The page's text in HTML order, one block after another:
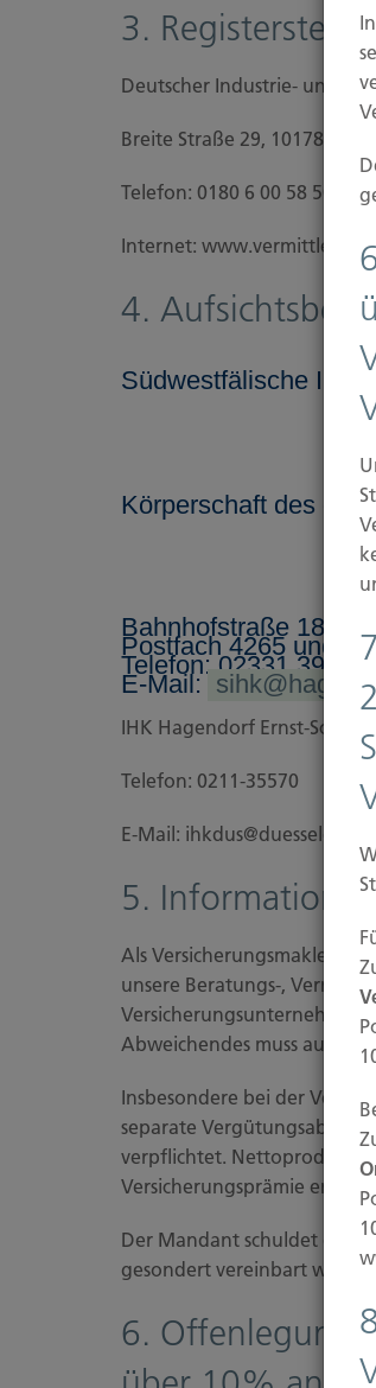
3. Registerstelle
Deutscher Industrie- und
Breite Straße 29, 10178 Berlin
Telefon: 0180 6 00 58 50
Internet:
4.
Südwestfälische
Körperschaft des
Bahnhofstraße 18,
Postfach 4265 und
Telefon: 02331 390-0
E-Mail:
IHK Hagendorf Ernst-
Telefon: 0211-35570
E-Mail:
5. Information
Als Versicherungsmakler
unsere Beratungs-,
Versicherungsunternehmen.
Abweichendes muss
Insbesondere bei der
separate
verpflichtet. Nettoprodukte
Versicherungsprämie
Der Mandant schuldet dem
gesondert vereinbart wird
6. Offenlegung